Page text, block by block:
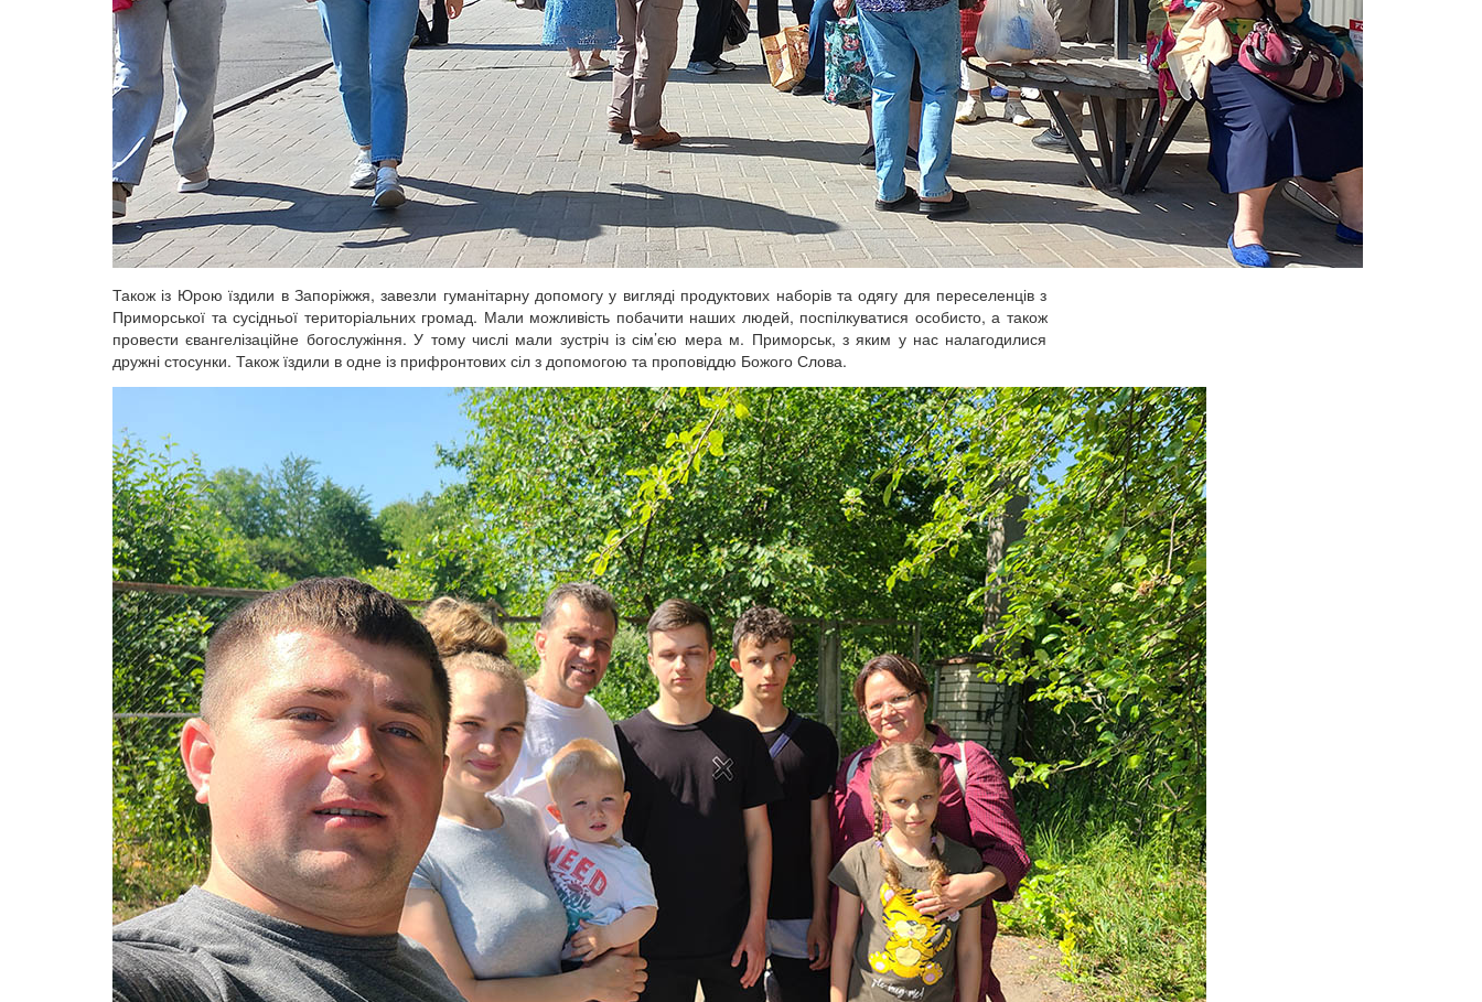
Також із Юрою їздили в Запоріжжя, завезли гуманітарну допомогу у вигляді продуктових наборів та одягу для переселенців з
Приморської та сусідньої територіальних громад. Мали можливість побачити наших людей, поспілкуватися особисто, а також
провести євангелізаційне богослужіння. У тому числі мали зустріч із сім’єю мера м. Приморськ, з яким у нас налагодилися
дружні стосунки. Також їздили в одне із прифронтових сіл з допомогою та проповіддю Божого Слова.